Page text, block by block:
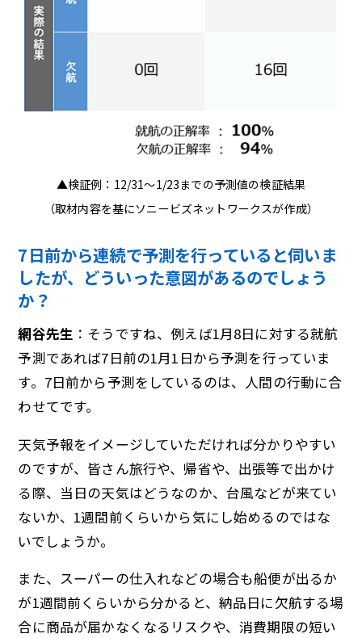
▲検証例：12/31～1/23までの予測値の検証結果
（取材内容を基にソニービズネットワークスが作成）
7日前から連続で予測を行っていると伺いま
したが、どういった意図があるのでしょう
か？
網谷先生 ：そうですね、例えば1月8日に対する就航
予測であれば7日前の1月1日から予測を行っていま
す。7日前から予測をしているのは、人間の行動に合
わせてです。
天気予報をイメージしていただければ分かりやすい
のですが、皆さん旅行や、帰省や、出張等で出かけ
る際、当日の天気はどうなのか、台風などが来てい
ないか、1週間前くらいから気にし始めるのではな
いでしょうか。
また、スーパーの仕入れなどの場合も船便が出るか
が1週間前くらいから分かると、納品日に欠航する場
合に商品が届かなくなるリスクや、消費期限の短い